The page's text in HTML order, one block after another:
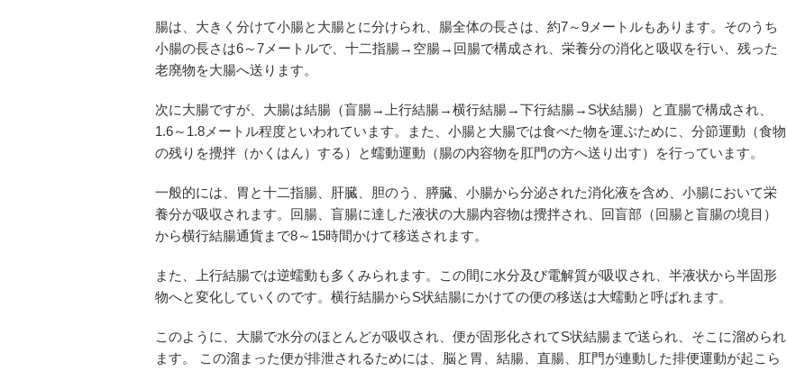
腸は、大きく分けて小腸と大腸とに分けられ、腸全体の長さは、約7～9メートルもあります。そのうち
小腸の長さは6～7メートルで、十二指腸→空腸→回腸で構成され、栄養分の消化と吸収を行い、残った
老廃物を大腸へ送ります。
次に大腸ですが、大腸は結腸（盲腸→上行結腸→横行結腸→下行結腸→S状結腸）と直腸で構成され、
1.6～1.8メートル程度といわれています。また、小腸と大腸では食べた物を運ぶために、分節運動（食物
の残りを攪拌（かくはん）する）と蠕動運動（腸の内容物を肛門の方へ送り出す）を行っています。
一般的には、胃と十二指腸、肝臓、胆のう、膵臓、小腸から分泌された消化液を含め、小腸において栄
養分が吸収されます。回腸、盲腸に達した液状の大腸内容物は攪拌され、回盲部（回腸と盲腸の境目）
から横行結腸通貨まで8～15時間かけて移送されます。
また、上行結腸では逆蠕動も多くみられます。この間に水分及び電解質が吸収され、半液状から半固形
物へと変化していくのです。横行結腸からS状結腸にかけての便の移送は大蠕動と呼ばれます。
このように、大腸で水分のほとんどが吸収され、便が固形化されてS状結腸まで送られ、そこに溜められ
ます。 この溜まった便が排泄されるためには、脳と胃、結腸、直腸、肛門が連動した排便運動が起こら